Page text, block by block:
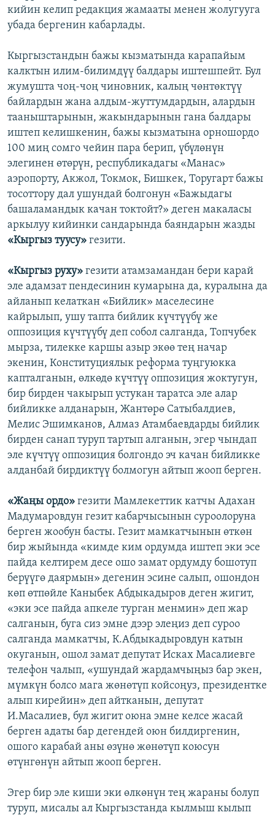
кийин келип редакция жамааты менен жолугууга
убада бергенин кабарлады.
Кыргызстандын бажы кызматында карапайым
калктын илим-билимдүү балдары иштешпейт. Бул
жумушта чоң-чоң чиновник, калың чөнтөктүү
байлардын жана алдым-жуттумдардын, алардын
тааныштарынын, жакындарынын гана балдары
иштеп келишкенин, бажы кызматына орношордо
100 миң сомго чейин пара берип, үбүлөнүн
элегинен өтөрүн, республикадагы «Манас»
аэропорту, Акжол, Токмок, Бишкек, Торугарт бажы
тосоттору дал ушундай болгонун «Бажыдагы
башаламандык качан токтойт?» деген макаласы
аркылуу кийинки сандарында баяндарын жазды
«Кыргыз туусу» гезити.
«Кыргыз руху» гезити атамзамандан бери карай
эле адамзат пендесинин кумарына да, куралына да
айланып келаткан «Бийлик» маселесине
кайрылып, ушу тапта бийлик күчтүүбү же
оппозиция күчтүүбү деп собол салганда, Топчубек
мырза, тилекке каршы азыр экөө тең начар
экенин, Конституциялык реформа туңгуюкка
капталганын, өлкөдө күчтүү оппозиция жоктугун,
бир бирден чакырып устукан таратса эле алар
бийликке алданарын, Жантөрө Сатыбалдиев,
Мелис Эшимканов, Алмаз Атамбаевдарды бийлик
бирден санап туруп тартып алганын, эгер чындап
эле күчтүү оппозиция болгондо эч качан бийликке
алданбай бирдиктүү болмогун айтып жооп берген.
«Жаңы ордо» гезити Мамлекеттик катчы Адахан
Мадумаровдун гезит кабарчысынын суроолоруна
берген жообун басты. Гезит мамкатчынын өткөн
бир жыйында «кимде ким ордумда иштеп эки эсе
пайда келтирем десе ошо замат ордумду бошотуп
берүүгө даярмын» дегенин эсине салып, ошондон
көп өтпөйле Каныбек Абдыкадыров деген жигит,
«эки эсе пайда апкеле турган менмин» деп жар
салганын, буга сиз эмне дээр элеңиз деп суроо
салганда мамкатчы, К.Абдыкадыровдун катын
окуганын, ошол замат депутат Исках Масалиевге
телефон чалып, «ушундай жардамчыңыз бар экен,
мүмкүн болсо мага жөнөтүп койсоңуз, президентке
алып кирейин» деп айтканын, депутат
И.Масалиев, бул жигит оюна эмне келсе жасай
берген адаты бар дегендей оюн билдиргенин,
ошого карабай аны өзүнө жөнөтүп коюсун
өтүнгөнүн айтып жооп берген.
Эгер бир эле киши эки өлкөнүн тең жараны болуп
туруп, мисалы ал Кыргызстанда кылмыш кылып